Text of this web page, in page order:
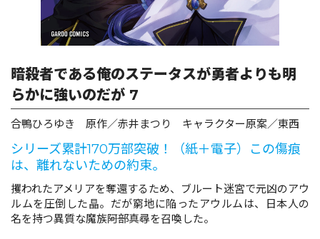
コミックパルフェ
暗殺者である俺のステータスが勇者よりも明
らかに強いのだが 7
合鴨ひろゆき 原作／赤井まつり キャラクター原案／東西
シリーズ累計170万部突破！（紙＋電子）この傷痕
は、離れないための約束。
攫われたアメリアを奪還するため、ブルート迷宮で元凶のアウ
ルムを圧倒した晶。だが窮地に陥ったアウルムは、日本人の
名を持つ異質な魔族――阿部真尋を召喚した。